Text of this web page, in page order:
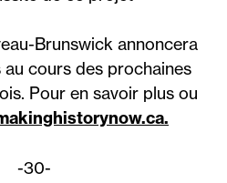
Brunswick annoncera
au cours des prochaines
Pour en savoir plus ou
-30-